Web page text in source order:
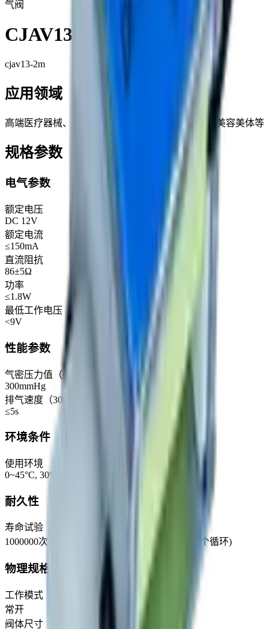
气阀
CJAV13-2M
cjav13-2m
应用领域
高端医疗器械、保健器材、家用电器、厨房卫浴、美容美体等
规格参数
电气参数
额定电压
DC 12V
额定电流
≤150mA
直流阻抗
86±5Ω
功率
≤1.8W
最低工作电压
<9V
性能参数
气密压力值（≤3mmHg/15Sec 500cc）
300mmHg
排气速度（300mmHg→15mmHg 50cc）
≤5s
环境条件
使用环境
0~45°C, 30%~85%RH
耐久性
寿命试验
1000000次 (DC12V, 负载-40KPa, 1S通1S断为一个循环)
物理规格
工作模式
常开
阀体尺寸